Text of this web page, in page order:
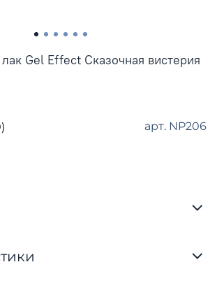
арт. NP206
Gel Effect Сказочная вистерия